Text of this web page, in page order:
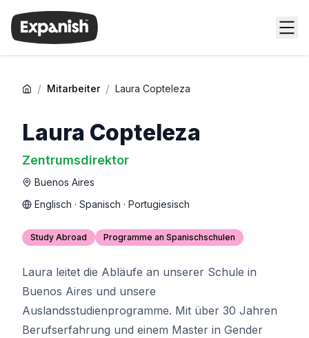
/ Mitarbeiter / Laura Copteleza
Laura Copteleza
Zentrumsdirektor
Buenos Aires
Englisch · Spanisch · Portugiesisch
Study Abroad Programme an Spanischschulen
Laura leitet die Abläufe an unserer Schule in
Buenos Aires und unsere
Auslandsstudienprogramme. Mit über 30 Jahren
Berufserfahrung und einem Master in Gender